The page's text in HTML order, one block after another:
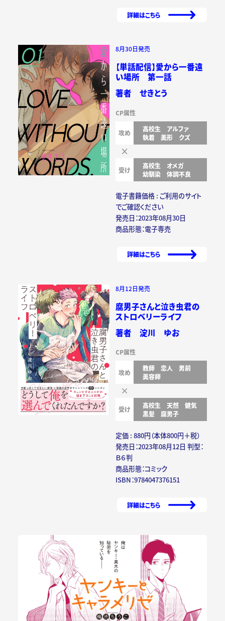
詳細はこちら
8月30日発売
【単話配信】愛から一番遠
い場所 第一話
著者 せきとう
CP属性
攻め 高校生
アルファ
執着
美形 クズ
受け 高校生
オメガ
幼馴染
体調不良
電子書籍価格 : ご利用のサイト
でご確認ください
発売日：2023年08月30日
商品形態：電子専売
詳細はこちら
8月12日発売
腐男子さんと泣き虫君の
ストロベリーライフ
著者 淀川 ゆお
CP属性
攻め 教師 恋人
男前
美容師
受け 高校生 天然
健気
黒髪
腐男子
定価 : 880円（本体800円＋税）
発売日：2023年08月12日 判型：
Ｂ６判
商品形態：コミック
ISBN：9784047376151
詳細はこちら